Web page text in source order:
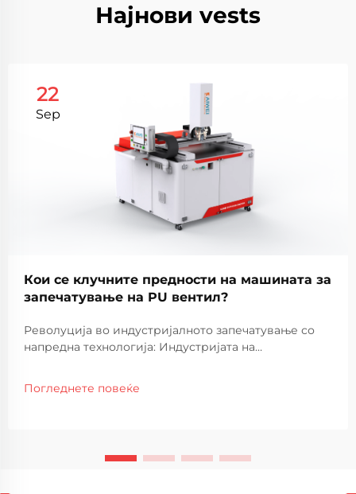
Најнови vests
22
Sep
Кои се клучните предности на машината за
запечатување на PU вентил?
Револуција во индустријалното запечатување со
напредна технологија: Индустријата на
во технологијата за запечатување, при што
машината за запечатување со PU внатрешно
Погледнете повеќе